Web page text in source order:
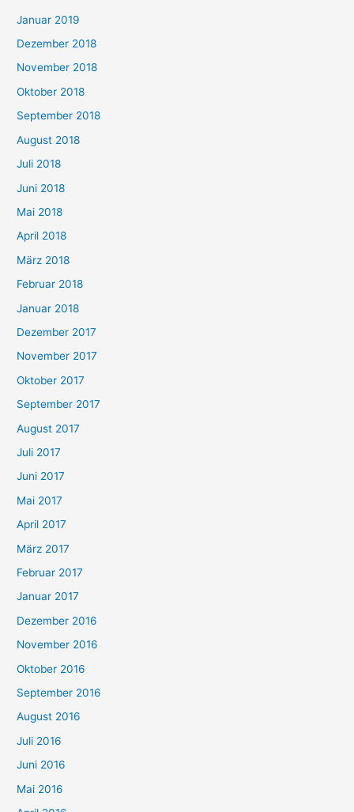
Januar 2019
Dezember 2018
November 2018
Oktober 2018
September 2018
August 2018
Juli 2018
Juni 2018
Mai 2018
April 2018
März 2018
Februar 2018
Januar 2018
Dezember 2017
November 2017
Oktober 2017
September 2017
August 2017
Juli 2017
Juni 2017
Mai 2017
April 2017
März 2017
Februar 2017
Januar 2017
Dezember 2016
November 2016
Oktober 2016
September 2016
August 2016
Juli 2016
Juni 2016
Mai 2016